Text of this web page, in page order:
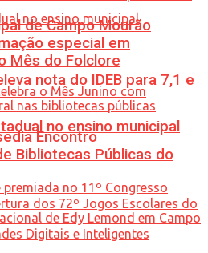
nota do IDEB para 7,1 e
no ensino municipal
de Campo Mourão
especial em
Mês do Folclore
Encontro
Bibliotecas Públicas do